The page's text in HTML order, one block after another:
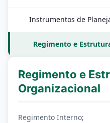
Instrumentos de
Regimento e
Regimento e
Organizacional
Regimento Interno;